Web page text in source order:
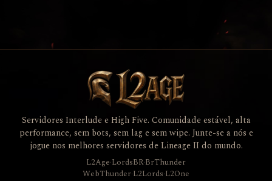
Servidores Interlude e High Five. Comunidade estável, alta
performance, sem bots, sem lag e sem wipe. Junte-se a nós e
jogue nos melhores servidores de Lineage II do mundo.
L2Age·LordsBR·BrThunder
WebThunder·L2Lords·L2One